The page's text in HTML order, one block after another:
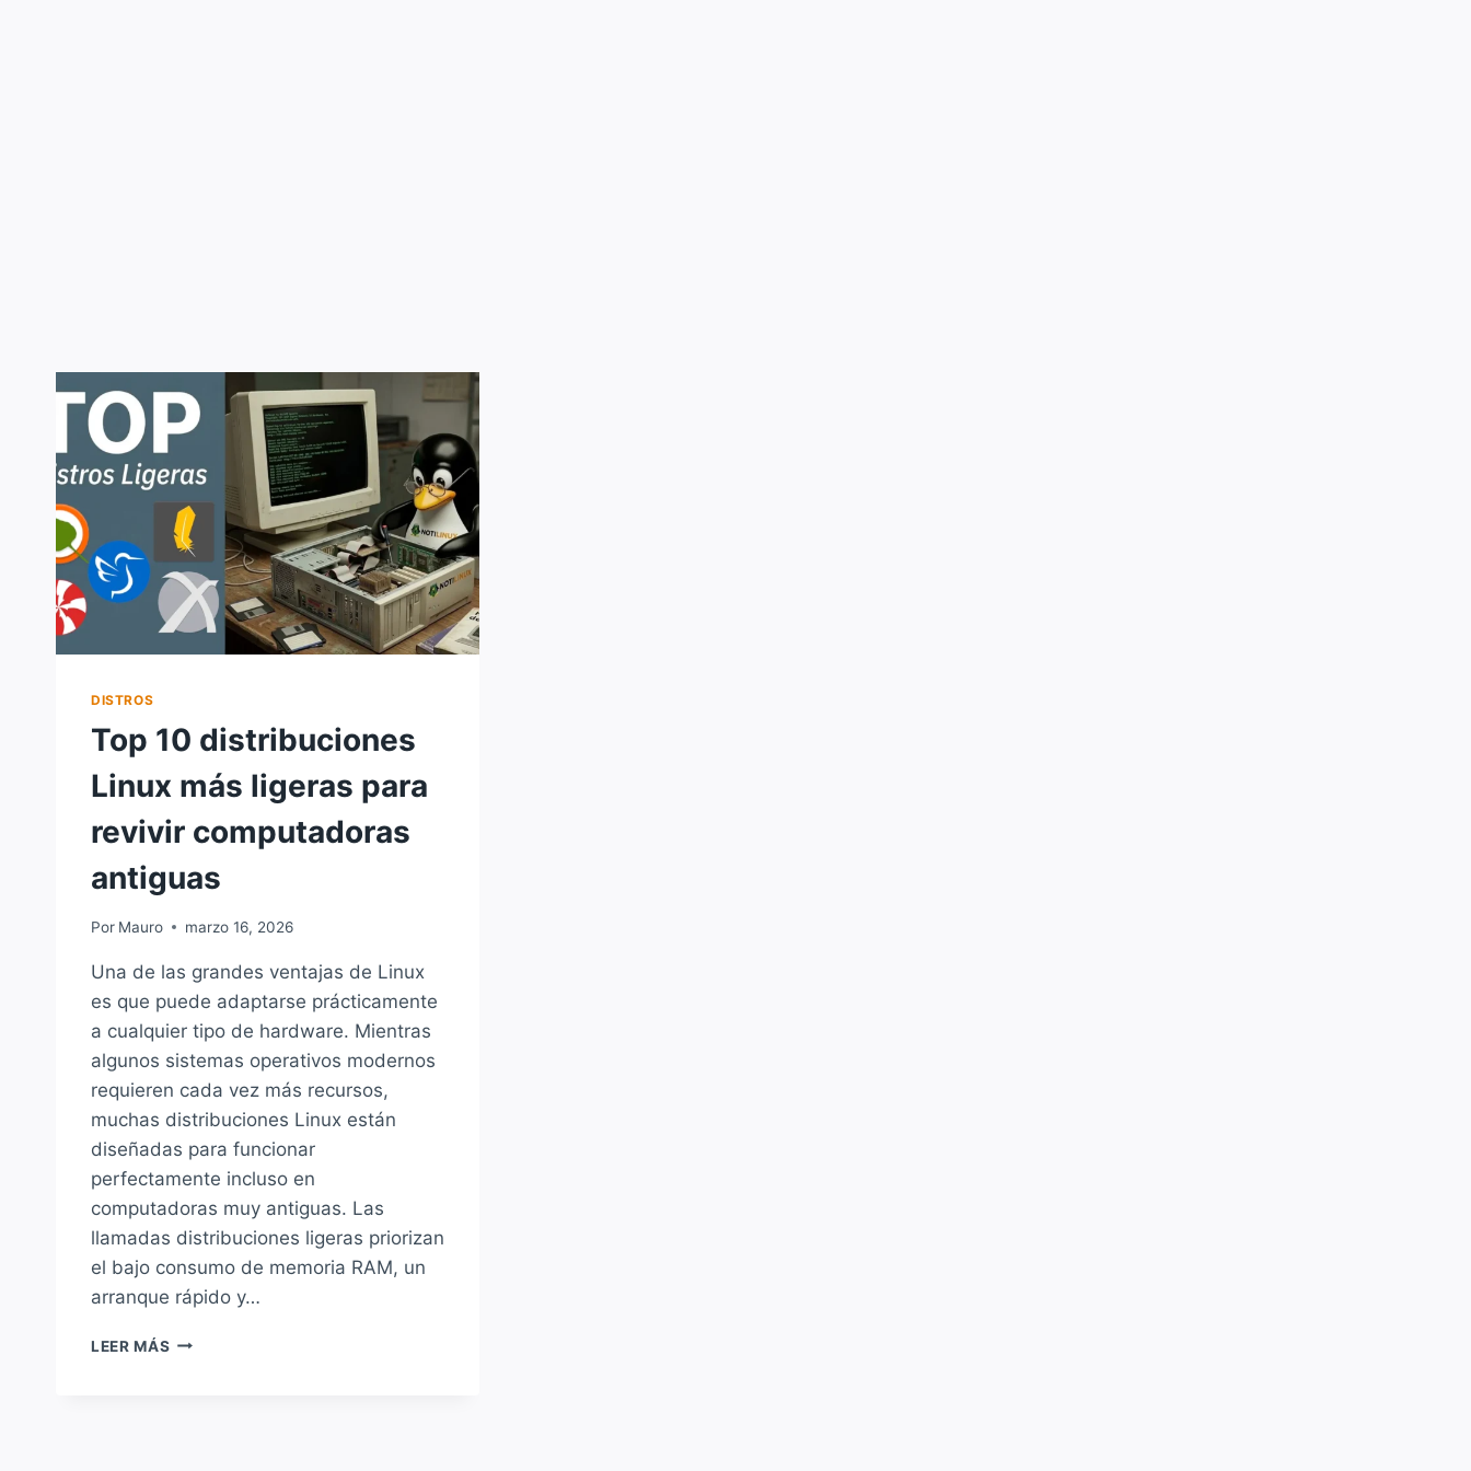
DISTROS
Top 10 distribuciones
Linux más ligeras para
revivir computadoras
antiguas
Por Mauro marzo 16, 2026
Una de las grandes ventajas de Linux
es que puede adaptarse prácticamente
a cualquier tipo de hardware. Mientras
algunos sistemas operativos modernos
requieren cada vez más recursos,
muchas distribuciones Linux están
diseñadas para funcionar
perfectamente incluso en
computadoras muy antiguas. Las
llamadas distribuciones ligeras priorizan
el bajo consumo de memoria RAM, un
arranque rápido y…
LEER MÁS TOP